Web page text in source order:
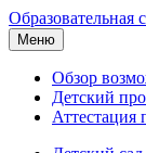
Образовательная
Меню
Обзор
Детский
Аттестация